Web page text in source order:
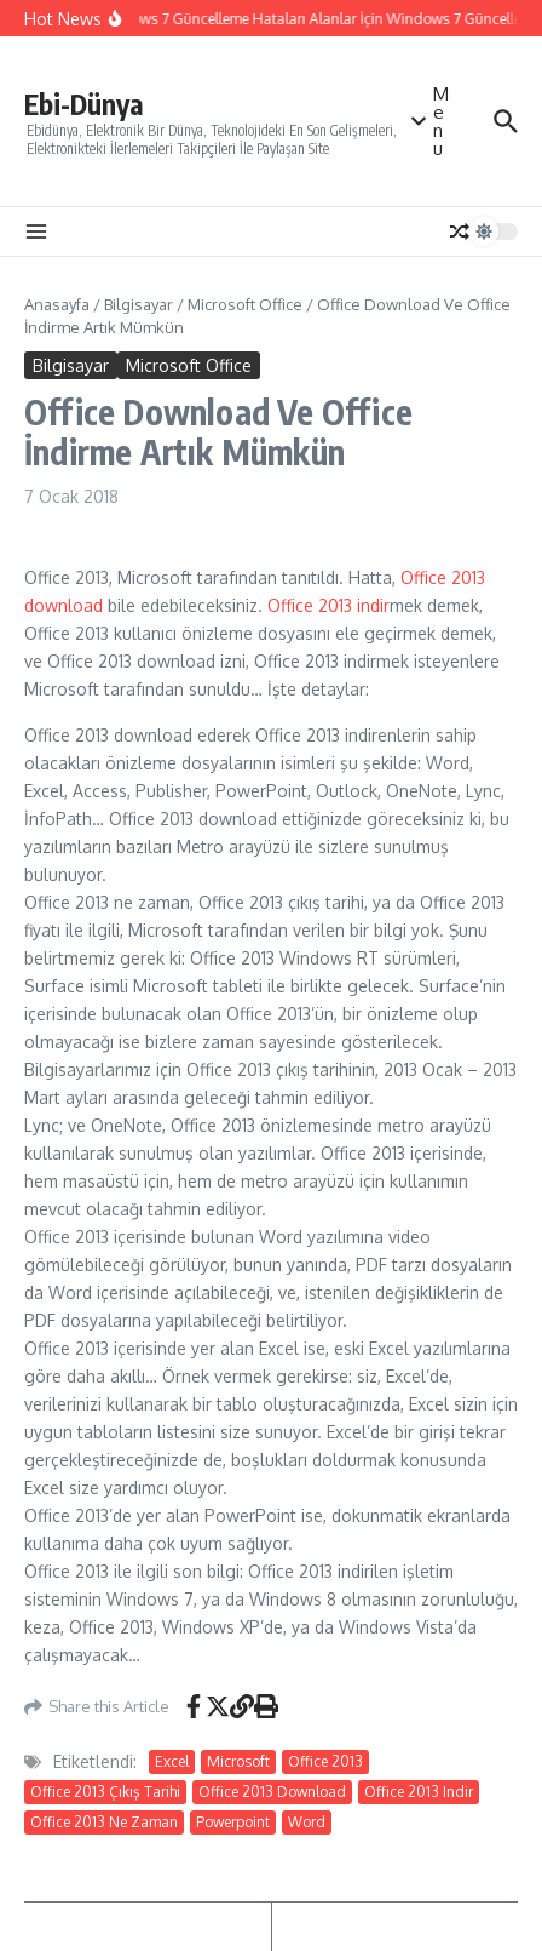
İçeriğe atla
Hot NewsWindows 7 Güncelleme Hataları Alanlar İçin Windows 7 Güncelleme
Ebi-Dünya
Ebidünya, Elektronik Bir Dünya, Teknolojideki En Son Gelişmeleri,
Elektronikteki İlerlemeleri Takipçileri İle Paylaşan Site
M
e
n
u
Anasayfa / Bilgisayar / Microsoft Office / Office Download Ve Office
İndirme Artık Mümkün
Bilgisayar Microsoft Office
Office Download Ve Office
İndirme Artık Mümkün
7 Ocak 2018
Office 2013, Microsoft tarafından tanıtıldı. Hatta, Office 2013
download bile edebileceksiniz. Office 2013 indirmek demek,
Office 2013 kullanıcı önizleme dosyasını ele geçirmek demek,
ve Office 2013 download izni, Office 2013 indirmek isteyenlere
Microsoft tarafından sunuldu… İşte detaylar:
Office 2013 download ederek Office 2013 indirenlerin sahip
olacakları önizleme dosyalarının isimleri şu şekilde: Word,
Excel, Access, Publisher, PowerPoint, Outlock, OneNote, Lync,
İnfoPath… Office 2013 download ettiğinizde göreceksiniz ki, bu
yazılımların bazıları Metro arayüzü ile sizlere sunulmuş
bulunuyor.
Office 2013 ne zaman, Office 2013 çıkış tarihi, ya da Office 2013
fiyatı ile ilgili, Microsoft tarafından verilen bir bilgi yok. Şunu
belirtmemiz gerek ki: Office 2013 Windows RT sürümleri,
Surface isimli Microsoft tableti ile birlikte gelecek. Surface’nin
içerisinde bulunacak olan Office 2013’ün, bir önizleme olup
olmayacağı ise bizlere zaman sayesinde gösterilecek.
Bilgisayarlarımız için Office 2013 çıkış tarihinin, 2013 Ocak – 2013
Mart ayları arasında geleceği tahmin ediliyor.
Lync; ve OneNote, Office 2013 önizlemesinde metro arayüzü
kullanılarak sunulmuş olan yazılımlar. Office 2013 içerisinde,
hem masaüstü için, hem de metro arayüzü için kullanımın
mevcut olacağı tahmin ediliyor.
Office 2013 içerisinde bulunan Word yazılımına video
gömülebileceği görülüyor, bunun yanında, PDF tarzı dosyaların
da Word içerisinde açılabileceği, ve, istenilen değişikliklerin de
PDF dosyalarına yapılabileceği belirtiliyor.
Office 2013 içerisinde yer alan Excel ise, eski Excel yazılımlarına
göre daha akıllı… Örnek vermek gerekirse: siz, Excel’de,
verilerinizi kullanarak bir tablo oluşturacağınızda, Excel sizin için
uygun tabloların listesini size sunuyor. Excel’de bir girişi tekrar
gerçekleştireceğinizde de, boşlukları doldurmak konusunda
Excel size yardımcı oluyor.
Office 2013’de yer alan PowerPoint ise, dokunmatik ekranlarda
kullanıma daha çok uyum sağlıyor.
Office 2013 ile ilgili son bilgi: Office 2013 indirilen işletim
sisteminin Windows 7, ya da Windows 8 olmasının zorunluluğu,
keza, Office 2013, Windows XP’de, ya da Windows Vista’da
çalışmayacak…
Share this Article
Etiketlendi: Excel Microsoft
Office 2013
Office 2013 Çıkış Tarihi
Office 2013 Download
Office 2013 Indir
Office 2013 Ne Zaman
Powerpoint Word